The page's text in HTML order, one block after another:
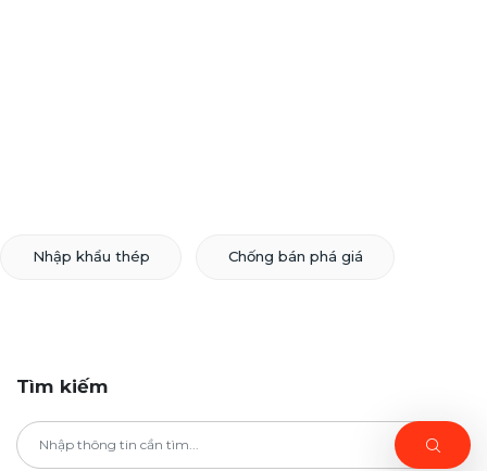
Nhập khẩu thép Chống bán phá giá
Tìm kiếm